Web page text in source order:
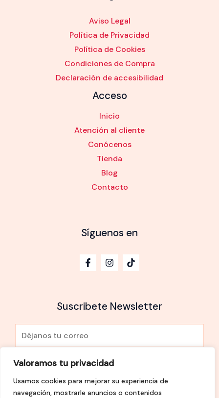
Valoramos tu privacidad
Usamos cookies para mejorar su experiencia de
navegación, mostrarle anuncios o contenidos
Aviso Legal
Política de Privacidad
Política de Cookies
Condiciones de Compra
Declaración de accesibilidad
Acceso
Inicio
Atención al cliente
Conócenos
Tienda
Blog
Contacto
Síguenos en
Suscribete Newsletter
m
a
He leído y Acepto lapolítica de privacidad
SUSCRÍBETE